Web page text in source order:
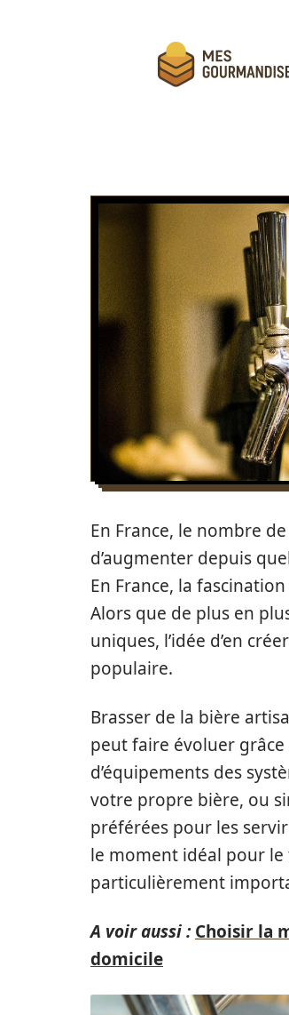
En France, le nombre
d’augmenter depuis
En France, la
Alors que de plus en
uniques, l’idée d’en
populaire.
Brasser de la bière
peut faire évoluer
d’équipements des
votre propre bière, ou
préférées pour les
le moment idéal pour
particulièrement
A voir aussi : Choisir la
domicile